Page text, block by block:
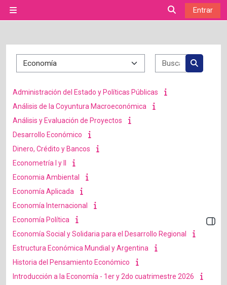
Selector de
Entrar
Abrir
Buscar
Buscar
Administración del Estado y Políticas Públicas
Análisis de la Coyuntura Macroeconómica
Análisis y Evaluación de Proyectos
Desarrollo Económico
Dinero, Crédito y Bancos
Econometría I y II
Economia Ambiental
Economía Aplicada
Economía Internacional
Economía Política
Economía Social y Solidaria para el Desarrollo Regional
Estructura Económica Mundial y Argentina
Historia del Pensamiento Económico
Introducción a la Economía - 1er y 2do cuatrimestre 2026